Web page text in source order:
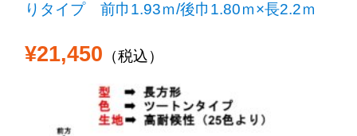
りタイプ 前巾1.93ｍ/後巾1.80ｍ×長2.2ｍ
¥21,450 （税込）